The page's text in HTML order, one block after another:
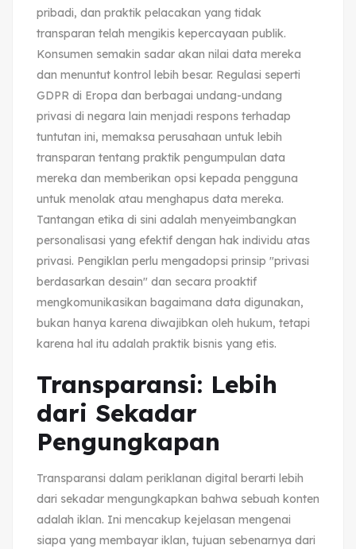
pribadi, dan praktik pelacakan yang tidak
transparan telah mengikis kepercayaan publik.
Konsumen semakin sadar akan nilai data mereka
dan menuntut kontrol lebih besar. Regulasi seperti
GDPR di Eropa dan berbagai undang-undang
privasi di negara lain menjadi respons terhadap
tuntutan ini, memaksa perusahaan untuk lebih
transparan tentang praktik pengumpulan data
mereka dan memberikan opsi kepada pengguna
untuk menolak atau menghapus data mereka.
Tantangan etika di sini adalah menyeimbangkan
personalisasi yang efektif dengan hak individu atas
privasi. Pengiklan perlu mengadopsi prinsip "privasi
berdasarkan desain" dan secara proaktif
mengkomunikasikan bagaimana data digunakan,
bukan hanya karena diwajibkan oleh hukum, tetapi
karena hal itu adalah praktik bisnis yang etis.
Transparansi: Lebih
dari Sekadar
Pengungkapan
Transparansi dalam periklanan digital berarti lebih
dari sekadar mengungkapkan bahwa sebuah konten
adalah iklan. Ini mencakup kejelasan mengenai
siapa yang membayar iklan, tujuan sebenarnya dari